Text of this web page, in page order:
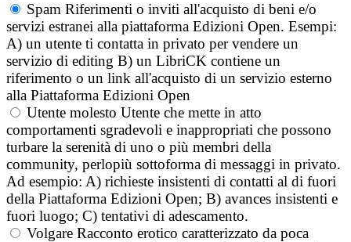
Spam Riferimenti o inviti all'acquisto di beni e/o
servizi estranei alla piattaforma Edizioni Open. Esempi:
A) un utente ti contatta in privato per vendere un
servizio di editing B) un LibriCK contiene un
riferimento o un link all'acquisto di un servizio esterno
alla Piattaforma Edizioni Open
Utente molesto Utente che mette in atto
comportamenti sgradevoli e inappropriati che possono
turbare la serenità di uno o più membri della
community, perlopiù sottoforma di messaggi in privato.
Ad esempio: A) richieste insistenti di contatti al di fuori
della Piattaforma Edizioni Open; B) avances insistenti e
fuori luogo; C) tentativi di adescamento.
Volgare Racconto erotico caratterizzato da poca